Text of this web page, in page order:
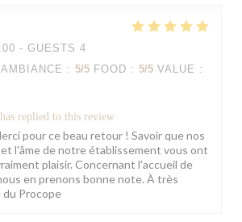
- GUESTS 4
AMBIANCE : 5/5 FOOD : 5/5 VALUE :
has replied to this review
pour ce beau retour ! Savoir que nos
l'âme de notre établissement vous ont
plaisir. Concernant l'accueil de
en prenons bonne note. À très
Procope